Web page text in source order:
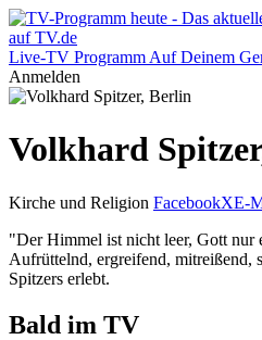
Live-TV Programm Auf Deinem
Anmelden
Volkhard
Kirche und Religion FacebookXE-
"Der Himmel ist nicht leer, Gott nur
Aufrüttelnd, ergreifend, mitreißend,
Spitzers erlebt.
Bald im TV